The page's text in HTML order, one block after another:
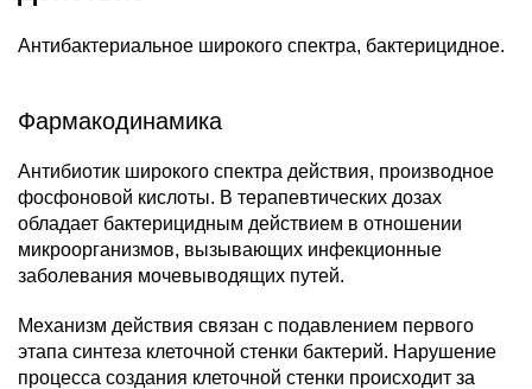
Антибактериальное широкого спектра, бактерицидное.
Фармакодинамика
Антибиотик широкого спектра действия, производное
фосфоновой кислоты. В терапевтических дозах
обладает бактерицидным действием в отношении
микроорганизмов, вызывающих инфекционные
заболевания мочевыводящих путей.
Механизм действия связан с подавлением первого
этапа синтеза клеточной стенки бактерий. Нарушение
процесса создания клеточной стенки происходит за